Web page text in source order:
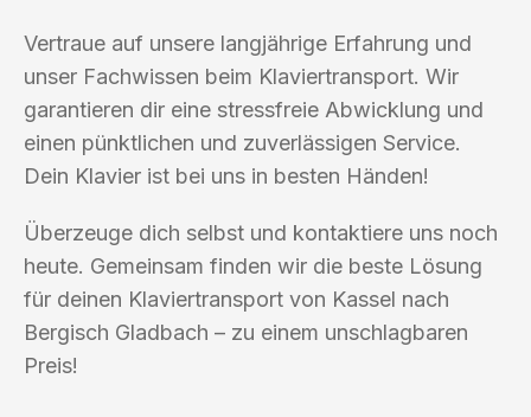
Vertraue auf unsere langjährige Erfahrung und
unser Fachwissen beim Klaviertransport. Wir
garantieren dir eine stressfreie Abwicklung und
einen pünktlichen und zuverlässigen Service.
Dein Klavier ist bei uns in besten Händen!
Überzeuge dich selbst und kontaktiere uns noch
heute. Gemeinsam finden wir die beste Lösung
für deinen Klaviertransport von Kassel nach
Bergisch Gladbach – zu einem unschlagbaren
Preis!